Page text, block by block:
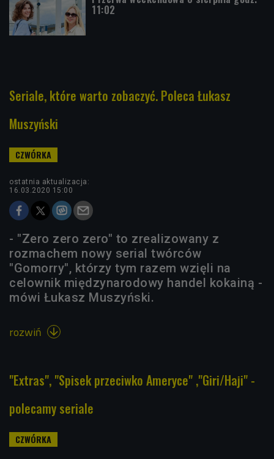
11:02
Seriale, które warto zobaczyć. Poleca Łukasz
Muszyński
ostatnia aktualizacja:
16.03.2020 15:00
- "Zero zero zero" to zrealizowany z
rozmachem nowy serial twórców
"Gomorry", którzy tym razem wzięli na
celownik międzynarodowy handel kokainą -
mówi Łukasz Muszyński.
rozwiń 
"Extras", "Spisek przeciwko Ameryce" ,"Giri/Haji" -
polecamy seriale